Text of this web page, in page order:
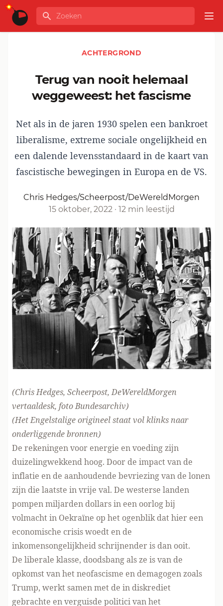
Ga naar de inhoud
GLOBALINFO
Zoeken
ACHTERGROND
Terug van nooit helemaal
weggeweest: het fascisme
Net als in de jaren 1930 spelen een bankroet
liberalisme, extreme sociale ongelijkheid en
een dalende levensstandaard in de kaart van
fascistische bewegingen in Europa en de VS.
Chris Hedges/Scheerpost/DeWereldMorgen
15 oktober, 2022 · 12 min leestijd
(Chris Hedges, Scheerpost,DeWereldMorgen
vertaaldesk, foto Bundesarchiv)
(HetEngelstalige origineelstaat vol klinks naar
onderliggende bronnen)
De rekeningen voor energie en voeding zijn
duizelingwekkend hoog. Door de impact van de
inflatie en de aanhoudende bevriezing van de lonen
zijn die laatste in vrije val. De westerse landen
pompen miljarden dollars in een oorlog bij
volmacht in Oekraïne op het ogenblik dat hier een
economische crisis woedt en de
inkomensongelijkheid schrijnender is dan ooit.
De liberale klasse, doodsbang als ze is van de
opkomst van het neofascisme en demagogen zoals
Trump, werkt samen met de in diskrediet
gebrachte en verguisde politici van het